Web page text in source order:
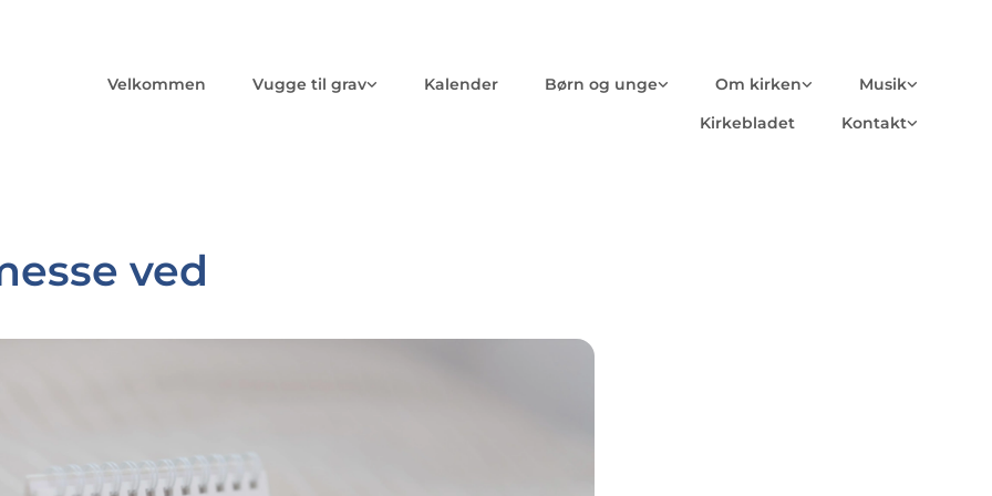
Velkommen Vugge til grav Kalender Børn og unge Om kirken
Musik
Kirkebladet
Kontakt
ved